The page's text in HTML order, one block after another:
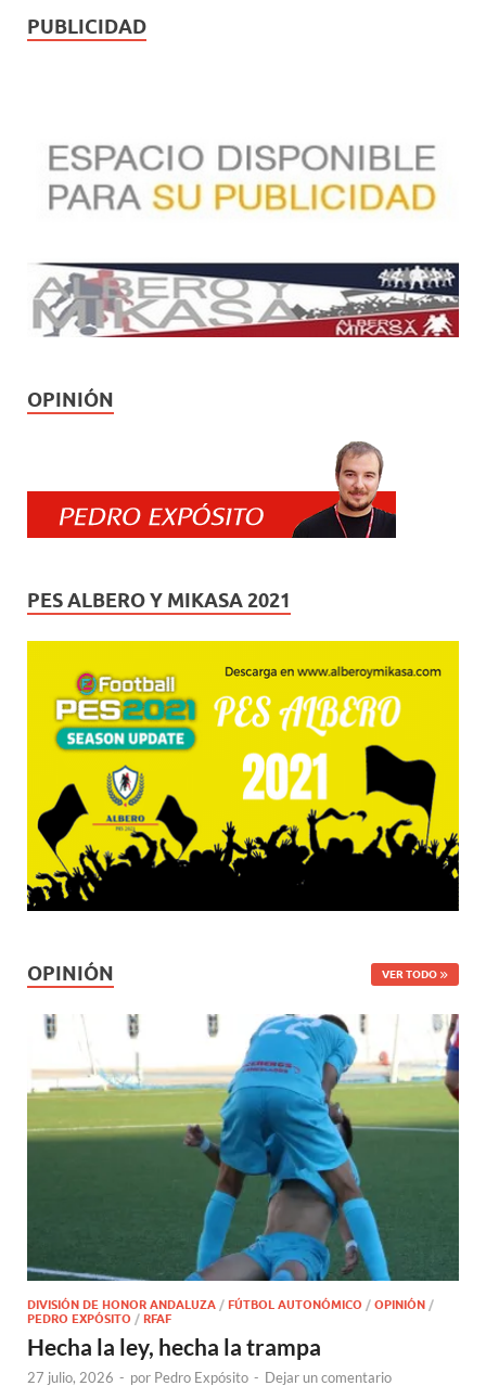
PUBLICIDAD
OPINIÓN
PES ALBERO Y MIKASA 2021
OPINIÓN VER TODO
DIVISIÓN DE HONOR ANDALUZA / FÚTBOL AUTONÓMICO / OPINIÓN /
PEDRO EXPÓSITO / RFAF
Hecha la ley, hecha la trampa
27 julio, 2026 - por Pedro Expósito - Dejar un comentario